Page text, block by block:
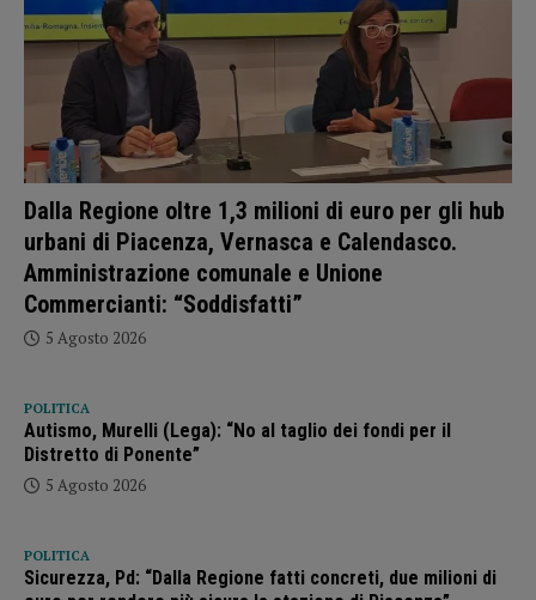
Dalla Regione oltre 1,3 milioni di euro per gli hub
urbani di Piacenza, Vernasca e Calendasco.
Amministrazione comunale e Unione
Commercianti: “Soddisfatti”
5 Agosto 2026
POLITICA
Autismo, Murelli (Lega): “No al taglio dei fondi per il
Distretto di Ponente”
5 Agosto 2026
POLITICA
Sicurezza, Pd: “Dalla Regione fatti concreti, due milioni di